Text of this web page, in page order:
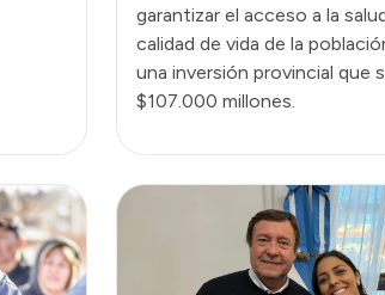
garantizar el acceso a la
calidad de vida de la
una inversión provincial que
$107.000 millones.